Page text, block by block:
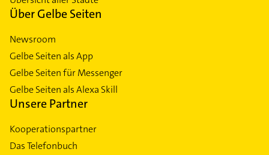
Über Gelbe Seiten
Newsroom
Gelbe Seiten als App
Gelbe Seiten für Messenger
Gelbe Seiten als Alexa Skill
Unsere Partner
Kooperationspartner
Das Telefonbuch